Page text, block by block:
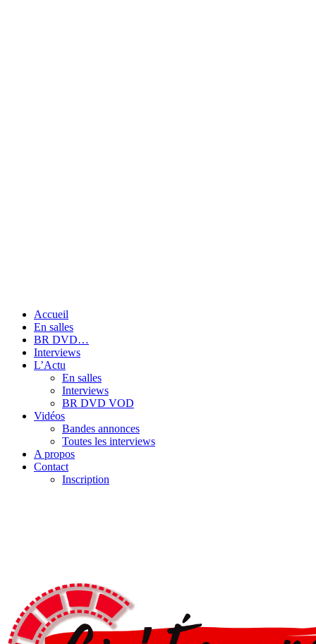
Accueil
En salles
BR DVD…
Interviews
L’Actu
En salles
Interviews
BR DVD VOD
Vidéos
Bandes annonces
Toutes les interviews
A propos
Contact
Inscription